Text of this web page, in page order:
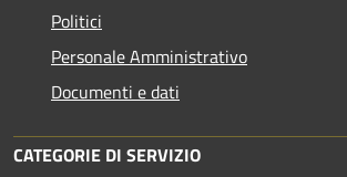
Politici
Personale Amministrativo
Documenti e dati
CATEGORIE DI SERVIZIO